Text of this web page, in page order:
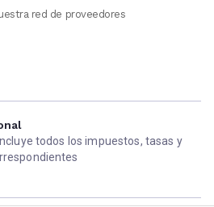
red de proveedores
todos los impuestos, tasas y